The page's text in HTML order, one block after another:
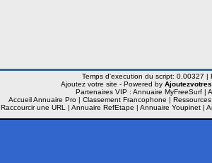
Ajoutez votre site - Powered by
Partenaires VIP : Annuaire MyFreeSurf|
Accueil Annuaire Pro| Classement Francophone |
Raccourcir une URL
| Annuaire RefEtape | Annuaire Youpinet |